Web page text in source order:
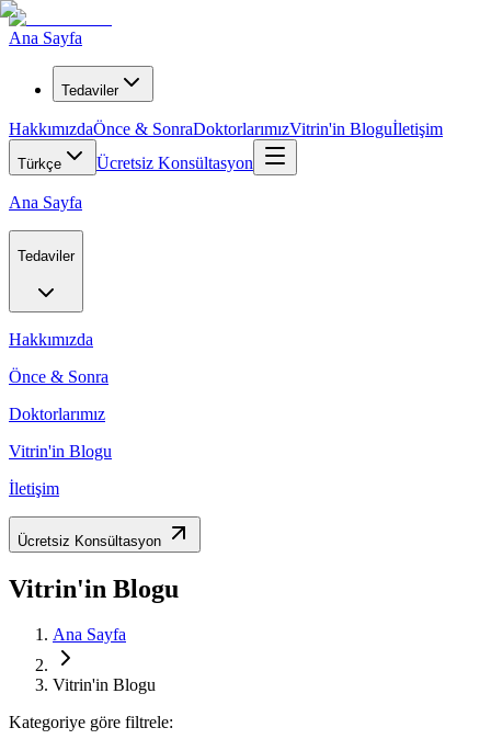
Ana Sayfa
Tedaviler
HakkımızdaÖnce & SonraDoktorlarımızVitrin'in Bloguİletişim
Türkçe Ücretsiz Konsültasyon
Ana Sayfa
Tedaviler
Hakkımızda
Önce & Sonra
Doktorlarımız
Vitrin'in Blogu
İletişim
Ücretsiz Konsültasyon
Vitrin'in Blogu
Ana Sayfa
Vitrin'in Blogu
Kategoriye göre filtrele: